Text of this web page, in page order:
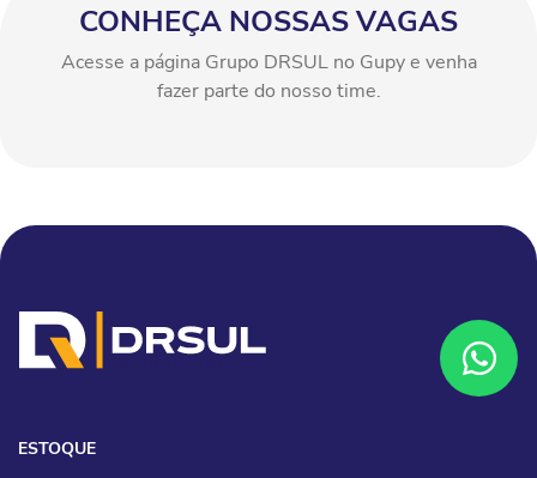
CONHEÇA NOSSAS VAGAS
Acesse a página Grupo DRSUL no Gupy e venha
fazer parte do nosso time.
ESTOQUE